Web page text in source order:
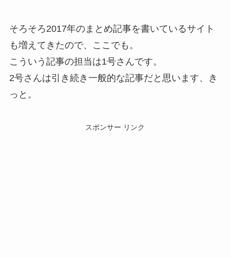
そろそろ2017年のまとめ記事を書いているサイト
も増えてきたので、ここでも。
こういう記事の担当は1号さんです。
2号さんは引き続き一般的な記事だと思います、き
っと。
スポンサー リンク